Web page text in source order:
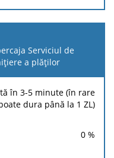
Serviciul de
a plăților
în 3-5 minute (în rare
dura până la 1 ZL)
0 %